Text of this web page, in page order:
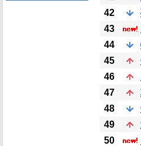
42
43
44
45
46
47
48
49
50